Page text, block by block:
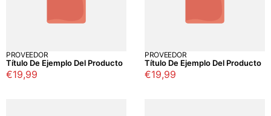
PROVEEDOR
Título De Ejemplo Del Producto
Precio
€19,99
PROVEEDOR
Título De Ejemplo Del Producto
Precio
€19,99